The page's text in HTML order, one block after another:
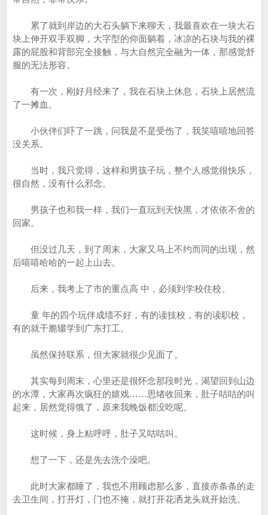
累了就到岸边的大石头躺下来聊天，我最喜欢在一块大石
块上伸开双手双脚，大字型的仰面躺着，冰凉的石块与我的裸
露的屁股和背部完全接触，与大自然完全融为一体，那感觉舒
服的无法形容。
有一次，刚好月经来了，我在石块上休息，石块上居然流
了一摊血。
小伙伴们吓了一跳，问我是不是受伤了，我笑嘻嘻地回答
没关系。
当时，我只觉得，这样和男孩子玩，整个人感觉很快乐，
很自然，没有什么邪念。
男孩子也和我一样，我们一直玩到天快黑，才依依不舍的
回家。
但没过几天，到了周末，大家又马上不约而同的出现，然
后嘻嘻哈哈的一起上山去。
后来，我考上了市的重点高 中，必须到学校住校。
童 年的四个玩伴成绩不好，有的读技校，有的读职校，
有的就干脆辍学到广东打工。
虽然保持联系，但大家就很少见面了。
其实每到周末，心里还是很怀念那段时光，渴望回到山边
的水潭，大家再次疯狂的嬉戏……思绪收回来，肚子咕咕的叫
起来，居然觉得饿了，原来我晚饭都没吃呢。
这时候，身上粘呼呼，肚子又咕咕叫。
想了一下，还是先去洗个澡吧。
此时大家都睡了，我也不用顾虑那么多，直接赤条条的走
去卫生间，打开灯，门也不掩，就打开花洒龙头就开始洗。